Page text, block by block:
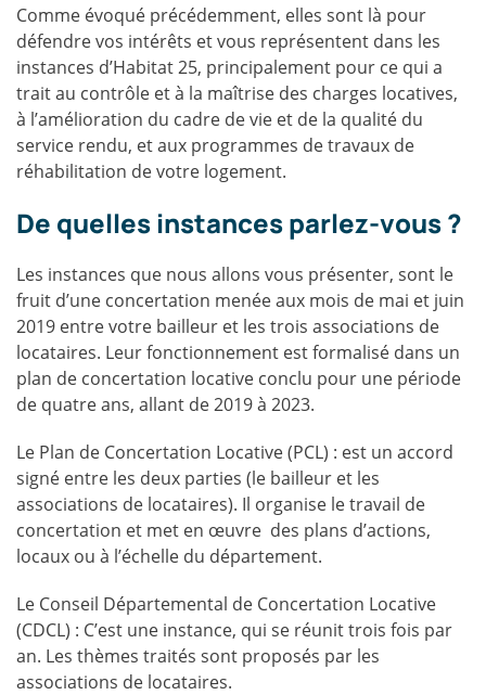
Comme évoqué précédemment, elles sont là pour
défendre vos intérêts et vous représentent dans les
instances d’Habitat 25, principalement pour ce qui a
trait au contrôle et à la maîtrise des charges locatives,
à l’amélioration du cadre de vie et de la qualité du
service rendu, et aux programmes de travaux de
réhabilitation de votre logement.
De quelles instances parlez-vous ?
Les instances que nous allons vous présenter, sont le
fruit d’une concertation menée aux mois de mai et juin
2019 entre votre bailleur et les trois associations de
locataires. Leur fonctionnement est formalisé dans un
plan de concertation locative conclu pour une période
de quatre ans, allant de 2019 à 2023.
Le Plan de Concertation Locative (PCL) : est un accord
signé entre les deux parties (le bailleur et les
associations de locataires). Il organise le travail de
concertation et met en œuvre des plans d’actions,
locaux ou à l’échelle du département.
Le Conseil Départemental de Concertation Locative
(CDCL) : C’est une instance, qui se réunit trois fois par
an. Les thèmes traités sont proposés par les
associations de locataires.